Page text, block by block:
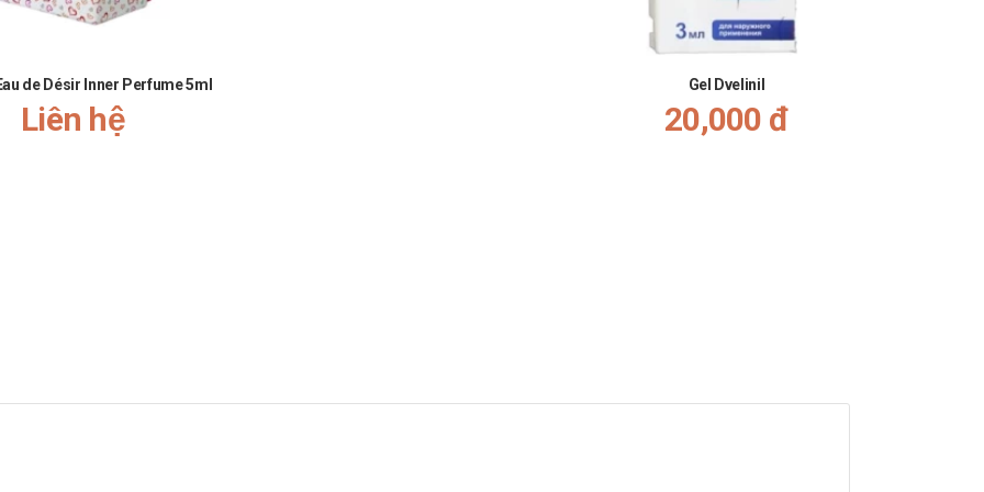
gặp phải khi sử dụng.
gia tăng nguy cơ mắc các tác dụng phụ. Vì vậy, bạn cần tham khảo ý kiến của dược sĩ, bác sĩ khi muốn dùng đồng thời với các
tâm cấp cứu 115 hoặc đến trạm Y tế địa phương gần nhất.
de Désir Inner Perfume 5ml
Liên hệ
Gel Dvelinil
20,000 đ